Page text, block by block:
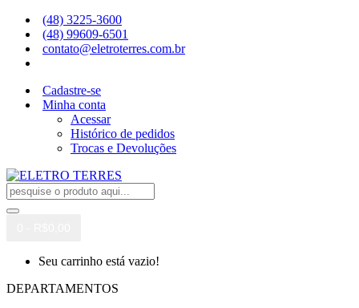
(48) 3225-3600
(48) 99609-6501
contato@eletroterres.com.br
Cadastre-se
Minha conta
Acessar
Histórico de pedidos
Trocas e Devoluções
Seu carrinho está vazio!
DEPARTAMENTOS